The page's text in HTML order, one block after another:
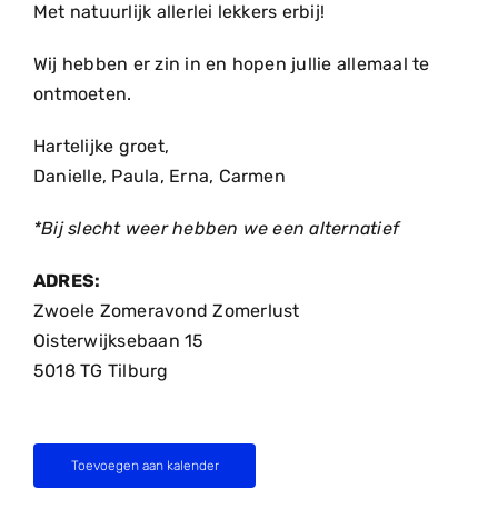
Met natuurlijk allerlei lekkers erbij!
Wij hebben er zin in en hopen jullie allemaal te
ontmoeten.
Hartelijke groet,
Danielle, Paula, Erna, Carmen
*Bij slecht weer hebben we een alternatief
ADRES:
Zwoele Zomeravond Zomerlust
Oisterwijksebaan 15
5018 TG Tilburg
Toevoegen aan kalender